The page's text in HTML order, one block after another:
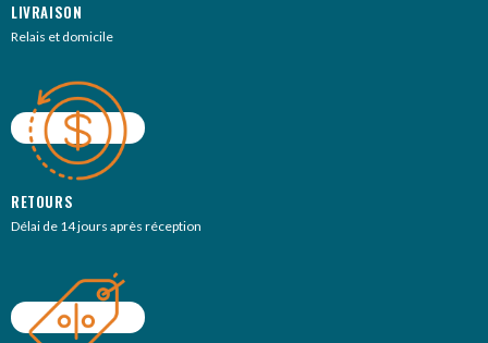
LIVRAISON
Relais et domicile
RETOURS
Délai de 14 jours après réception